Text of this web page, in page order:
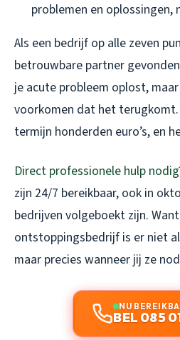
problemen en oplossingen,
Als een bedrijf op alle zeven
betrouwbare partner
je acute probleem oplost,
voorkomen dat het
termijn honderden euro’s, en
Direct professionele hulp
zijn 24/7 bereikbaar, ook in
bedrijven volgeboekt zijn.
ontstoppingsbedrijf is er niet
maar precies wanneer jij ze
NU
BEL 085